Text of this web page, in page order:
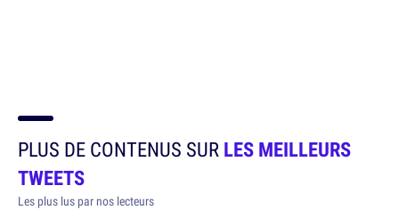
PLUS DE CONTENUS SURLES MEILLEURS
TWEETS
Les plus lus par nos lecteurs